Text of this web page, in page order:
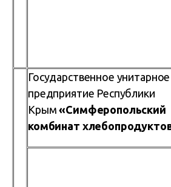
Государственное унитарное
предприятие Республики
Крым«Симферопольский
комбинат